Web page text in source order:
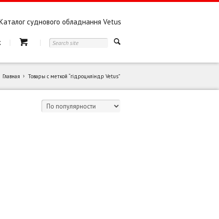
суднового обладнання Vetus
Главная Товары с меткой “гідроциліндр Vetus”